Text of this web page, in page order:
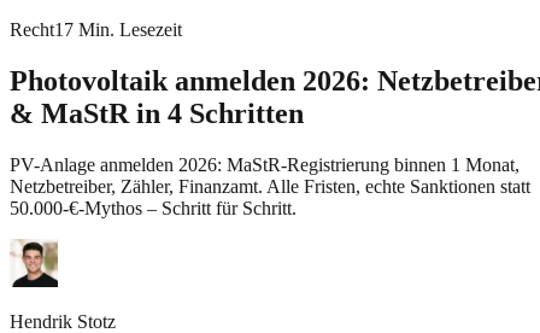
Recht17 Min. Lesezeit
Photovoltaik anmelden 2026:
& MaStR in 4 Schritten
PV-Anlage anmelden 2026: MaStR-Registrierung binnen 1 Monat,
Netzbetreiber, Zähler, Finanzamt. Alle Fristen, echte Sanktionen statt
50.000-€-Mythos – Schritt für Schritt.
Hendrik Stotz